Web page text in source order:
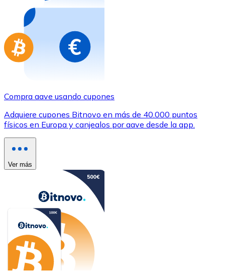
Compra tarjetas regalo de tus marcas favoritas con
Ir a la tienda de tarjetas regalo
Compra aave usando cupones
Adquiere cupones Bitnovo en más de 40.000 puntos
físicos en Europa y canjealos por aave desde la app.
Ver más